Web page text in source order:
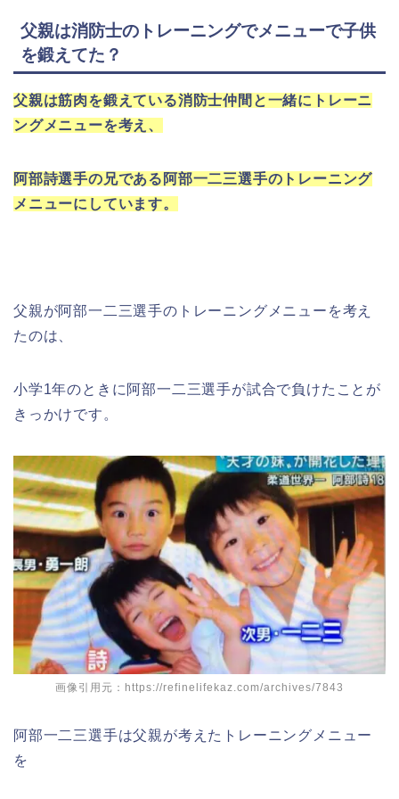
父親は消防士のトレーニングでメニューで子供
を鍛えてた？
父親は筋肉を鍛えている消防士仲間と一緒にトレーニ
ングメニューを考え、
阿部詩選手の兄である阿部一二三選手のトレーニング
メニューにしています。
父親が阿部一二三選手のトレーニングメニューを考え
たのは、
小学1年のときに阿部一二三選手が試合で負けたことが
きっかけです。
画像引用元：https://refinelifekaz.com/archives/7843
阿部一二三選手は父親が考えたトレーニングメニュー
を